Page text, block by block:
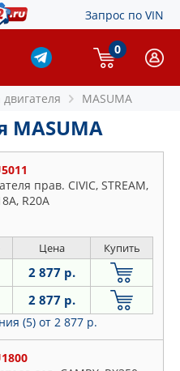
Запрос по VIN
0
MASUMA
MASUMA
прав. CIVIC, STREAM,
R20A
Цена Купить
2 877 р.
2 877 р.
(5) от 2 877 р.